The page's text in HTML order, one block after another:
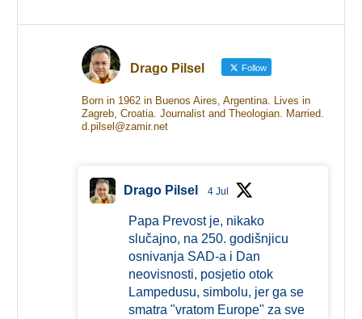
Drago Pilsel Follow
Born in 1962 in Buenos Aires, Argentina. Lives in
Zagreb, Croatia. Journalist and Theologian. Married.
d.pilsel@zamir.net
Drago Pilsel 4 Jul
Papa Prevost je, nikako
slučajno, na 250. godišnjicu
osnivanja SAD-a i Dan
neovisnosti, posjetio otok
Lampedusu, simbolu, jer ga se
smatra "vratom Europe" za sve